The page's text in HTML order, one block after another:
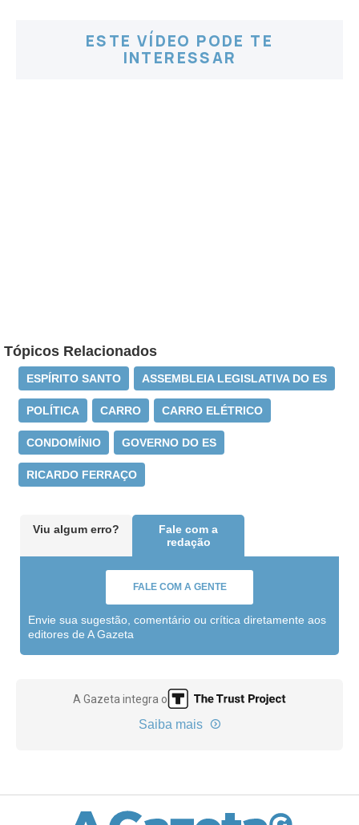
ESTE VÍDEO PODE TE
INTERESSAR
Tópicos Relacionados
ESPÍRITO SANTO ASSEMBLEIA LEGISLATIVA DO ES
POLÍTICA CARRO CARRO ELÉTRICO
CONDOMÍNIO GOVERNO DO ES
RICARDO FERRAÇO
Viu algum erro?
Fale com a
redação
FALE COM A GENTE
Envie sua sugestão, comentário ou crítica diretamente aos
editores de A Gazeta
A Gazeta integra o
Saiba mais